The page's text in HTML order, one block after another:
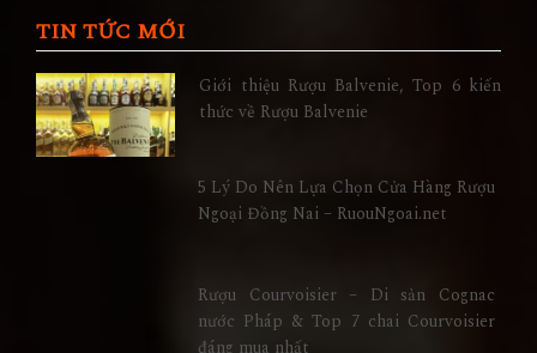
TIN TỨC MỚI
Giới thiệu Rượu Balvenie, Top 6 kiến
thức về Rượu Balvenie
5 Lý Do Nên Lựa Chọn Cửa Hàng Rượu
Ngoại Đồng Nai – RuouNgoai.net
Rượu Courvoisier – Di sản Cognac
nước Pháp & Top 7 chai Courvoisier